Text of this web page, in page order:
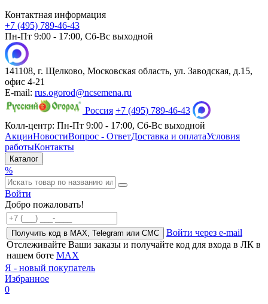
Контактная информация
+7 (495) 789-46-43
Пн-Пт 9:00 - 17:00, Сб-Вс выходной
141108, г. Щелково, Московская область, ул. Заводская, д.15,
офис 4-21
E-mail: rus.ogorod@ncsemena.ru
Россия +7 (495) 789-46-43
Колл-центр: Пн-Пт 9:00 - 17:00, Сб-Вс выходной
АкцииНовостиВопрос - ОтветДоставка и оплатаУсловия
работыКонтакты
Каталог
%
Войти
Добро пожаловать!
Получить код в MAX, Telegram или СМС
Войти через e-mail
Отслеживайте Ваши заказы и получайте код для входа в ЛК в
нашем боте MAX
Я - новый покупатель
Избранное
0